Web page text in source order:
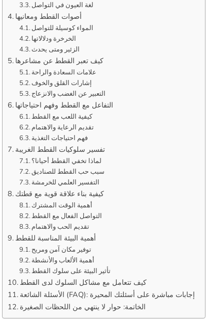
لغة العيون في التواصل
أصوات القطط ومعانيها
المواء كوسيلة للتواصل
الخرخرة ودلالاتها
الزئير ومتى يحدث
كيف تعبر القطط عن مشاعرها
علامات السعادة والراحة
إشارات القلق والخوف
التعبير عن الغضب والانزعاج
التفاعل مع القطط وفهم احتياجاتها
كيفية اللعب مع القطط
تقديم الرعاية والاهتمام
فهم احتياجات التغذية
تفسير سلوكيات القطط الغريبة
لماذا تخفي القطط أحيانا؟
سبب حب القطط للصناديق
التفسير العلمي للخرمشة
كيفية بناء علاقة قوية مع قطتك
أهمية الوقت المشترك
التواصل الفعال مع القطط
تقديم الحب والاهتمام
أهمية البيئة المناسبة للقطط
توفير مكان آمن ومريح
أهمية الألعاب والأنشطة
تأثير البيئة على سلوك القطط
كيف تتعامل مع مشاكل السلوك لدى القطط
الأسئلة الشائعة (FAQ): إجابات مباشرة على أسئلتك المحيرة
الخاتمة: حوار لا ينتهي من اللحظات الصغيرة